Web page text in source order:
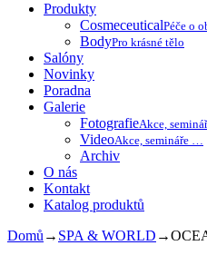
Produkty
CosmeceuticalPéče o
BodyPro krásné tělo
Salóny
Novinky
Poradna
Galerie
FotografieAkce,
VideoAkce, semináře …
Archiv
O nás
Kontakt
Katalog produktů
Domů → SPA & WORLD →